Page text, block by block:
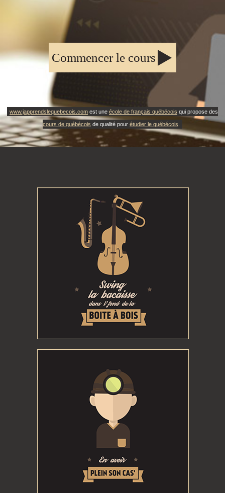
Commencer le cours
www.japprendslequebecois.com est une école de français québécois qui propose des
cours de québécois de qualité pour étudier le québécois